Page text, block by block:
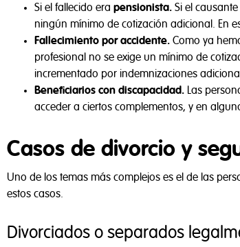
Si el fallecido era pensionista. Si el
ningún mínimo de cotización adicional. En
Fallecimiento por accidente. Como ya
profesional no se exige un mínimo de
incrementado por indemnizaciones
Beneficiarios con discapacidad. Las
acceder a ciertos complementos, y en
Casos de divorcio y
Uno de los temas más complejos es el de las
estos casos.
Divorciados o separados